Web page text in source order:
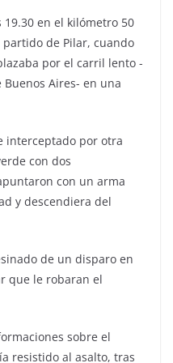
en el kilómetro 50
de Pilar, cuando
por el carril lento -
Aires- en una
interceptado por otra
con dos
con un arma
y descendiera del
de un disparo en
que le robaran el
sobre el
resistido al asalto, tras